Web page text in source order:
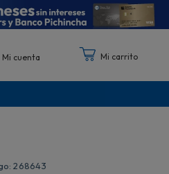
Mi cuenta
: 268643